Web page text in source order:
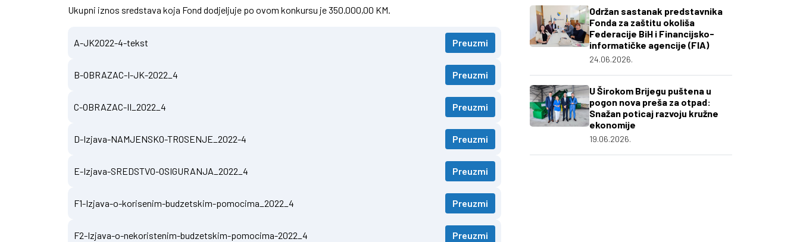
Ukupni iznos sredstava koja Fond dodjeljuje po ovom konkursu je 350.000,00 KM.
A-JK2022-4-tekst Preuzmi
B-OBRAZAC-I-JK-2022_4 Preuzmi
C-OBRAZAC-II_2022_4 Preuzmi
D-Izjava-NAMJENSKO-TROSENJE_2022-4 Preuzmi
E-Izjava-SREDSTVO-OSIGURANJA_2022_4 Preuzmi
F1-Izjava-o-korisenim-budzetskim-pomocima_2022_4 Preuzmi
F2-Izjava-o-nekoristenim-budzetskim-pomocima-2022_4 Preuzmi
Održan sastanak predstavnika
Fonda za zaštitu okoliša
Federacije BiH i Financijsko-
informatičke agencije (FIA)
24.06.2026.
U Širokom Brijegu puštena u
pogon nova preša za otpad:
Snažan poticaj razvoju kružne
ekonomije
19.06.2026.